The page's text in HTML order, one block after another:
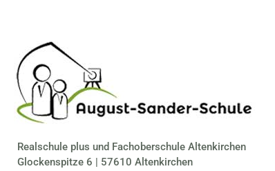
Realschule plus und Fachoberschule Altenkirchen
Glockenspitze 6 | 57610 Altenkirchen